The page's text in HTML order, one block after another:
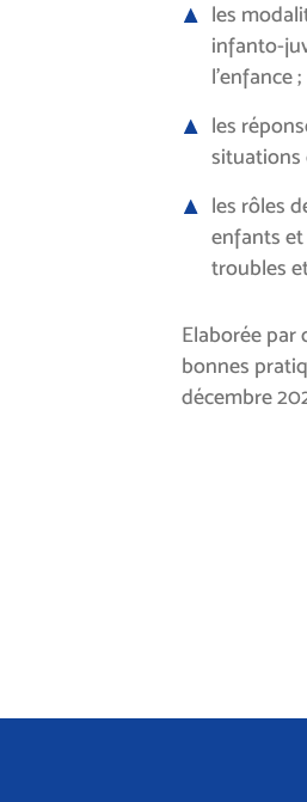
les
infanto-
l’enfance ;
les
situations
les rôles
enfants et
troubles
Elaborée par
bonnes
décembre